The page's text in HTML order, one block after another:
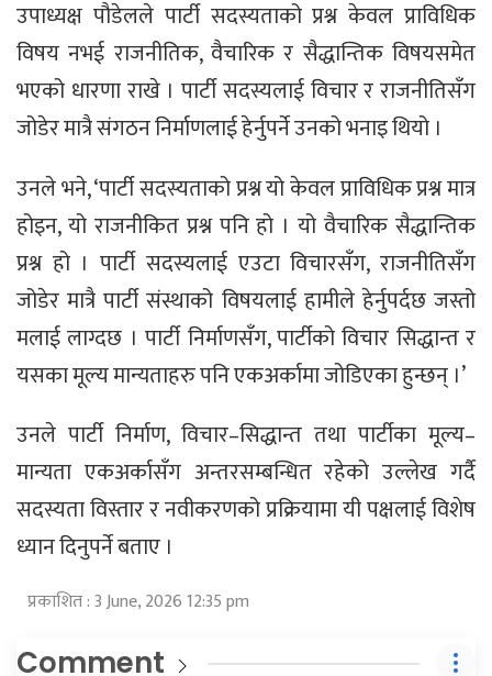
उपाध्यक्ष पौडेलले पार्टी सदस्यताको प्रश्न केवल प्राविधिक
विषय नभई राजनीतिक, वैचारिक र सैद्धान्तिक विषयसमेत
भएको धारणा राखे । पार्टी सदस्यलाई विचार र राजनीतिसँग
जोडेर मात्रै संगठन निर्माणलाई हेर्नुपर्ने उनको भनाइ थियो ।
उनले भने, ‘पार्टी सदस्यताको प्रश्न यो केवल प्राविधिक प्रश्न मात्र
होइन, यो राजनीकित प्रश्न पनि हो । यो वैचारिक सैद्धान्तिक
प्रश्न हो । पार्टी सदस्यलाई एउटा विचारसँग, राजनीतिसँग
जोडेर मात्रै पार्टी संस्थाको विषयलाई हामीले हेर्नुपर्दछ जस्तो
मलाई लाग्दछ । पार्टी निर्माणसँग, पार्टीको विचार सिद्धान्त र
यसका मूल्य मान्यताहरु पनि एकअर्कामा जोडिएका हुन्छन् ।’
उनले पार्टी निर्माण, विचार–सिद्धान्त तथा पार्टीका मूल्य–
मान्यता एकअर्कासँग अन्तरसम्बन्धित रहेको उल्लेख गर्दै
सदस्यता विस्तार र नवीकरणको प्रक्रियामा यी पक्षलाई विशेष
ध्यान दिनुपर्ने बताए ।
प्रकाशित : 3 June, 2026 12:35 pm
Comment